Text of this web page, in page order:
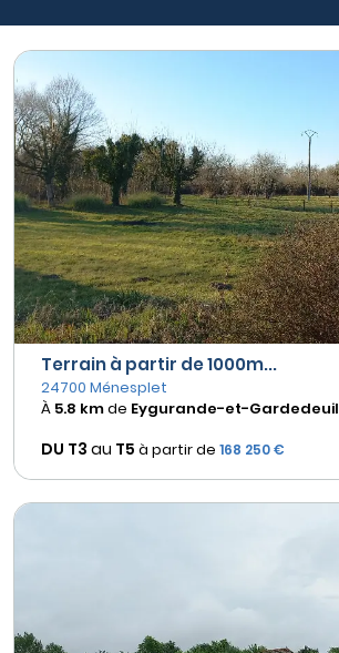
Terrain à partir de 1000m...
24700 Ménesplet
À 5.8 kmde Eygurande-et-Gardedeuil
DU T3 au T5 à partir de 168 250 €